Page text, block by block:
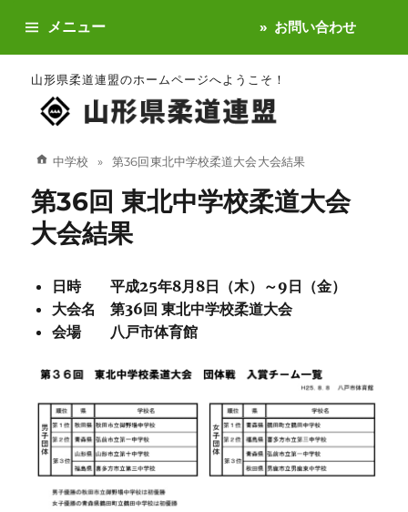
山形県柔道連盟のホームページへようこそ！
メニュー お問い合わせ
中学校 第36回 東北中学校柔道大会 大会結果
第36回 東北中学校柔道大会
大会結果
日時 平成25年8月8日（木）～9日（金）
大会名 第36回 東北中学校柔道大会
会場 八戸市体育館